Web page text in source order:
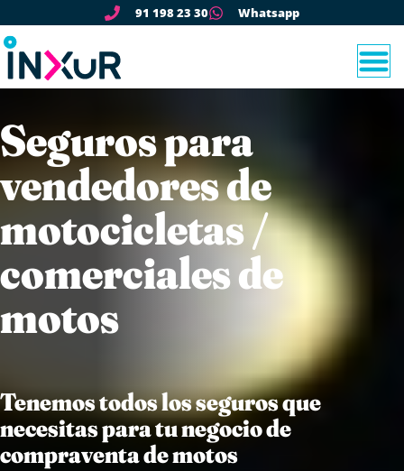
91 198 23 30 Whatsapp
Seguros para
vendedores de
motocicletas /
comerciales de
motos
Tenemos todos los seguros que
necesitas para tu negocio de
compraventa de motos